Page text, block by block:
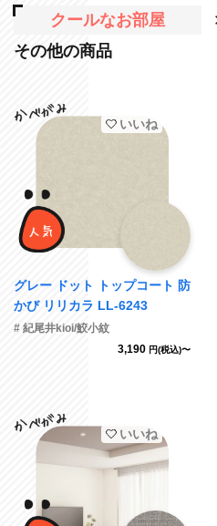
クールなお部屋
その他の商品
いいね
グレー ドット トップコート 防
かび リリカラ LL-6243
# 紀尾井kioi/鮫小紋
3,190 円(税込)〜
いいね